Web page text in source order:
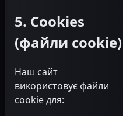
5. Cookies
(файли cookie)
Наш сайт
використовує файли
cookie для: